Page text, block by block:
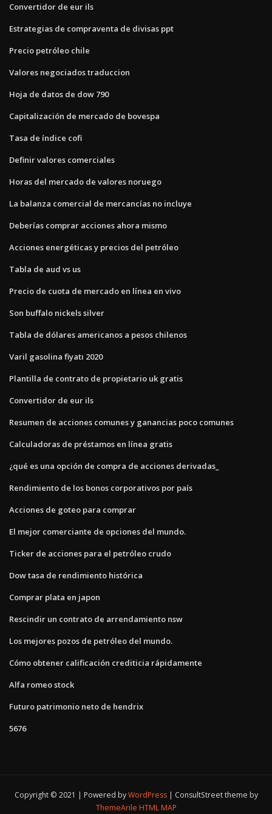
Convertidor de eur ils
Estrategias de compraventa de divisas ppt
Precio petróleo chile
Valores negociados traduccion
Hoja de datos de dow 790
Capitalización de mercado de bovespa
Tasa de índice cofi
Definir valores comerciales
Horas del mercado de valores noruego
La balanza comercial de mercancías no incluye
Deberías comprar acciones ahora mismo
Acciones energéticas y precios del petróleo
Tabla de aud vs us
Precio de cuota de mercado en línea en vivo
Son buffalo nickels silver
Tabla de dólares americanos a pesos chilenos
Varil gasolina fiyatı 2020
Plantilla de contrato de propietario uk gratis
Convertidor de eur ils
Resumen de acciones comunes y ganancias poco comunes
Calculadoras de préstamos en línea gratis
¿qué es una opción de compra de acciones derivadas_
Rendimiento de los bonos corporativos por país
Acciones de goteo para comprar
El mejor comerciante de opciones del mundo.
Ticker de acciones para el petróleo crudo
Dow tasa de rendimiento histórica
Comprar plata en japon
Rescindir un contrato de arrendamiento nsw
Los mejores pozos de petróleo del mundo.
Cómo obtener calificación crediticia rápidamente
Alfa romeo stock
Futuro patrimonio neto de hendrix
5676
Copyright © 2021 | Powered byWordPress
ConsultStreet theme by
ThemeArile HTML MAP